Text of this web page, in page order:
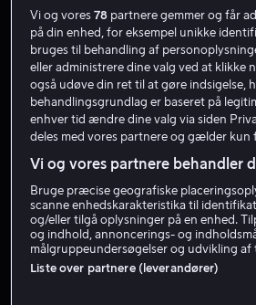
Gunpowder Milkshake
6.1 Krimi Thriller 2021 1
Få Viaplay
Se trailer
Vi og vores78 partnere gemmer og får
på din enhed, for eksempel unikke
bruges til behandling af
eller administrere dine valg ved at klikke
også udøve din ret til at gøre indsigelse,
behandlingsgrundlag er baseret på
enhver tid ændre dine valg via siden
deles med vores partnere og gælder kun
Vi og vores partnere behandler
Bruge præcise geografiske
scanne enhedskarakteristika til
og/eller tilgå oplysninger på en enhed.
og indhold, annoncerings- og
målgruppeundersøgelser og udvikling af
Liste over partnere (leverandører)